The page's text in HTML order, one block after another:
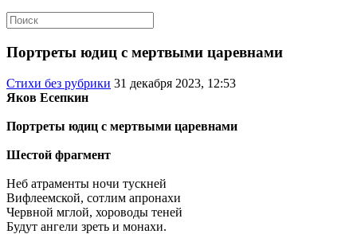
Портреты юдиц с мертвыми царевнами
Стихи без рубрики 31 декабря 2023, 12:53
Яков Есепкин
Портреты юдиц с мертвыми царевнами
Шестой фрагмент
Неб атраменты ночи тускней
Вифлеемской, сотлим апронахи
Червной мглой, хороводы теней
Будут ангели зреть и монахи.